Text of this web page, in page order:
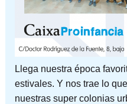
Llega nuestra época
estivales. Y nos trae lo
nuestras super colonias